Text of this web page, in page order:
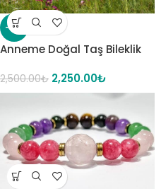
-10%
Anneme Doğal Taş Bileklik
2,500.00₺ 2,250.00₺